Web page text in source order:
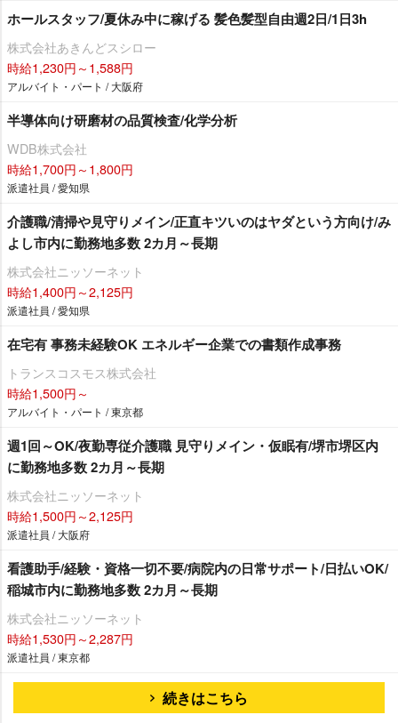
ホールスタッフ/夏休み中に稼げる 髪色髪型自由週2日/1日3h
株式会社あきんどスシロー
時給1,230円～1,588円
アルバイト・パート / 大阪府
半導体向け研磨材の品質検査/化学分析
WDB株式会社
時給1,700円～1,800円
派遣社員 / 愛知県
介護職/清掃や見守りメイン/正直キツいのはヤダという方向け/み
よし市内に勤務地多数 2カ月～長期
株式会社ニッソーネット
時給1,400円～2,125円
派遣社員 / 愛知県
在宅有 事務未経験OK エネルギー企業での書類作成事務
トランスコスモス株式会社
時給1,500円～
アルバイト・パート / 東京都
週1回～OK/夜勤専従介護職 見守りメイン・仮眠有/堺市堺区内
に勤務地多数 2カ月～長期
株式会社ニッソーネット
時給1,500円～2,125円
派遣社員 / 大阪府
看護助手/経験・資格一切不要/病院内の日常サポート/日払いOK/
稲城市内に勤務地多数 2カ月～長期
株式会社ニッソーネット
時給1,530円～2,287円
派遣社員 / 東京都
続きはこちら